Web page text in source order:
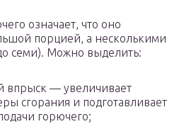
означает, что оно
порцией, а несколькими
семи). Можно выделить:
впрыск — увеличивает
сгорания и подготавливает
горючего;